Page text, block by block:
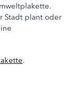
Stadt plant oder
.